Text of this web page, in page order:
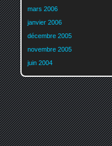
mars 2006
janvier 2006
décembre 2005
novembre 2005
juin 2004